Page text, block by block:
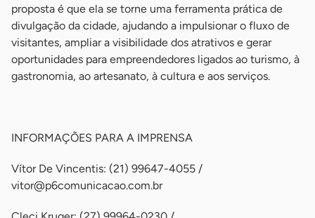
proposta é que ela se torne uma ferramenta prática de
divulgação da cidade, ajudando a impulsionar o fluxo de
visitantes, ampliar a visibilidade dos atrativos e gerar
oportunidades para empreendedores ligados ao turismo, à
gastronomia, ao artesanato, à cultura e aos serviços.
INFORMAÇÕES PARA A IMPRENSA
Vítor De Vincentis: (21) 99647-4055 /
vitor@p6comunicacao.com.br